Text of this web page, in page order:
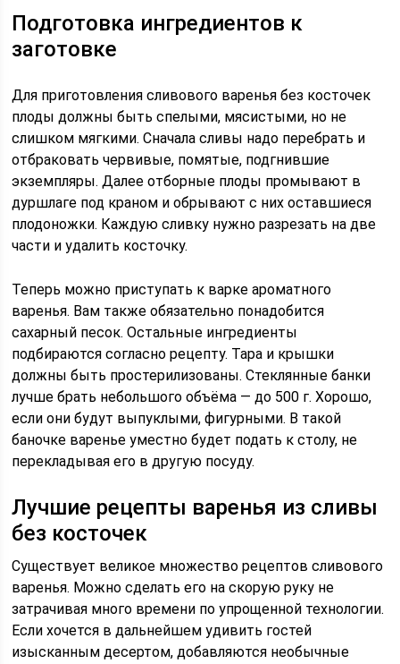
Подготовка ингредиентов к
заготовке
Для приготовления сливового варенья без косточек
плоды должны быть спелыми, мясистыми, но не
слишком мягкими. Сначала сливы надо перебрать и
отбраковать червивые, помятые, подгнившие
экземпляры. Далее отборные плоды промывают в
дуршлаге под краном и обрывают с них оставшиеся
плодоножки. Каждую сливку нужно разрезать на две
части и удалить косточку.
Теперь можно приступать к варке ароматного
варенья. Вам также обязательно понадобится
сахарный песок. Остальные ингредиенты
подбираются согласно рецепту. Тара и крышки
должны быть простерилизованы. Стеклянные банки
лучше брать небольшого объёма — до 500 г. Хорошо,
если они будут выпуклыми, фигурными. В такой
баночке варенье уместно будет подать к столу, не
перекладывая его в другую посуду.
Лучшие рецепты варенья из сливы
без косточек
Существует великое множество рецептов сливового
варенья. Можно сделать его на скорую руку не
затрачивая много времени по упрощенной технологии.
Если хочется в дальнейшем удивить гостей
изысканным десертом, добавляются необычные